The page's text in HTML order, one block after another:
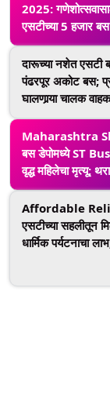
2025:
एसटीच्या 5 हजार बस
टक्के सवलत
दारूच्या नशेत एसटी
पंढरपूर अकोट बस;
घालणार्‍या चालक
कारवाई
Maharashtra
बस डेपोमध्ये ST
वृद्ध महिलेचा मृत्यू;
Affordable
एसटीच्या सहलीतून
धार्मिक पर्यटनाचा